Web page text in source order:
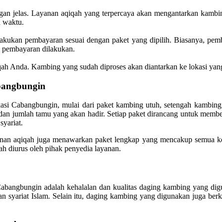
jelas. Layanan aqiqah yang terpercaya akan mengantarkan
waktu.
pembayaran sesuai dengan paket yang dipilih. Biasanya,
dilakukan.
Anda. Kambing yang sudah diproses akan diantarkan ke lokasi
Cabangbungin, mulai dari paket kambing utuh, setengah
jumlah tamu yang akan hadir. Setiap paket dirancang untuk
aqiqah juga menawarkan paket lengkap yang mencakup
diurus oleh pihak penyedia layanan.
adalah kehalalan dan kualitas daging kambing yang
syariat Islam. Selain itu, daging kambing yang digunakan juga